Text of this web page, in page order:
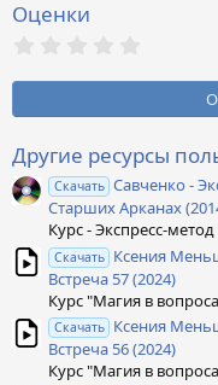
Оценки
0
з
ё
з
д
Другие ресурсы
Скачать Савченко -
Старших Арканах
Курс - Экспресс-
Скачать Ксения
Встреча 57 (2024)
Курс "Магия в
Скачать Ксения
Встреча 56 (2024)
Курс "Магия в